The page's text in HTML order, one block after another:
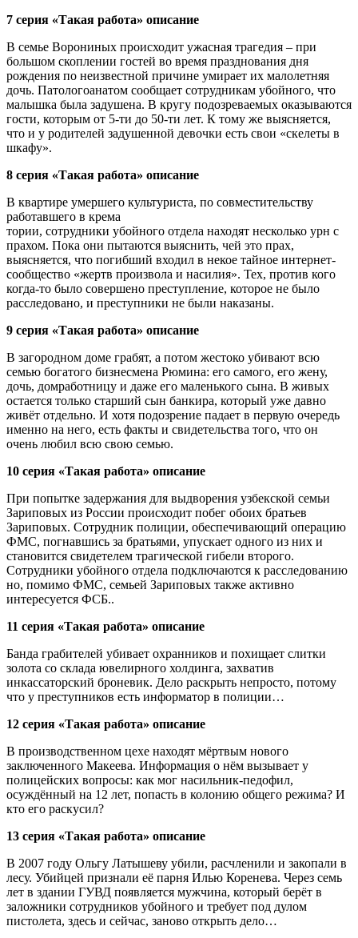
7 серия «Такая работа» описание
В семье Ворониных происходит ужасная трагедия – при
большом скоплении гостей во время празднования дня
рождения по неизвестной причине умирает их малолетняя
дочь. Патологоанатом сообщает сотрудникам убойного, что
малышка была задушена. В кругу подозреваемых оказываются
гости, которым от 5-ти до 50-ти лет. К тому же выясняется,
что и у родителей задушенной девочки есть свои «скелеты в
шкафу».
8 серия «Такая работа» описание
В квартире умершего культуриста, по совместительству
работавшего в крема
тории, сотрудники убойного отдела находят несколько урн с
прахом. Пока они пытаются выяснить, чей это прах,
выясняется, что погибший входил в некое тайное интернет-
сообщество «жертв произвола и насилия». Тех, против кого
когда-то было совершено преступление, которое не было
расследовано, и преступники не были наказаны.
9 серия «Такая работа» описание
В загородном доме грабят, а потом жестоко убивают всю
семью богатого бизнесмена Рюмина: его самого, его жену,
дочь, домработницу и даже его маленького сына. В живых
остается только старший сын банкира, который уже давно
живёт отдельно. И хотя подозрение падает в первую очередь
именно на него, есть факты и свидетельства того, что он
очень любил всю свою семью.
10 серия «Такая работа» описание
При попытке задержания для выдворения узбекской семьи
Зариповых из России происходит побег обоих братьев
Зариповых. Сотрудник полиции, обеспечивающий операцию
ФМС, погнавшись за братьями, упускает одного из них и
становится свидетелем трагической гибели второго.
Сотрудники убойного отдела подключаются к расследованию
но, помимо ФМС, семьей Зариповых также активно
интересуется ФСБ..
11 серия «Такая работа» описание
Банда грабителей убивает охранников и похищает слитки
золота со склада ювелирного холдинга, захватив
инкассаторский броневик. Дело раскрыть непросто, потому
что у преступников есть информатор в полиции…
12 серия «Такая работа» описание
В производственном цехе находят мёртвым нового
заключенного Макеева. Информация о нём вызывает у
полицейских вопросы: как мог насильник-педофил,
осуждённый на 12 лет, попасть в колонию общего режима? И
кто его раскусил?
13 серия «Такая работа» описание
В 2007 году Ольгу Латышеву убили, расчленили и закопали в
лесу. Убийцей признали её парня Илью Коренева. Через семь
лет в здании ГУВД появляется мужчина, который берёт в
заложники сотрудников убойного и требует под дулом
пистолета, здесь и сейчас, заново открыть дело…